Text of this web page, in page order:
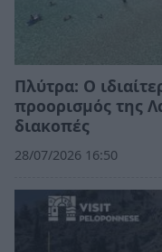
Πλύτρα: Ο
προορισμός της
διακοπές
28/07/2026 16:50